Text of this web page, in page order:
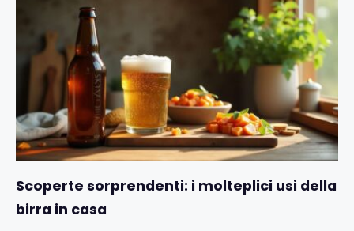
Scoperte sorprendenti: i molteplici usi della
birra in casa